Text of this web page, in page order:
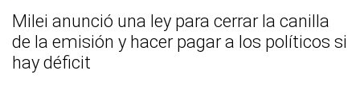
Milei anunció una ley para cerrar la canilla
de la emisión y hacer pagar a los políticos si
hay déficit